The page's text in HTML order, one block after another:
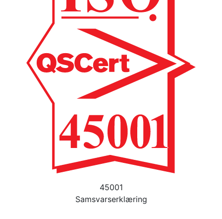
45001
Samsvarserklæring